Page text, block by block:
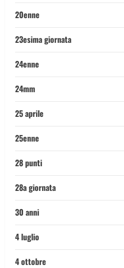
20enne
23esima giornata
24enne
24mm
25 aprile
25enne
28 punti
28a giornata
30 anni
4 luglio
4 ottobre